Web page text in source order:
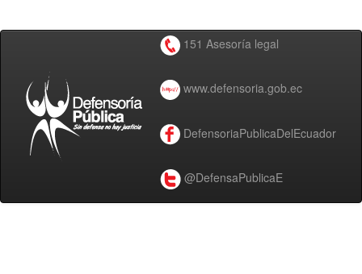
151 Asesoría legal
www.defensoria.gob.ec
DefensoriaPublicaDelEcuador
@DefensaPublicaE